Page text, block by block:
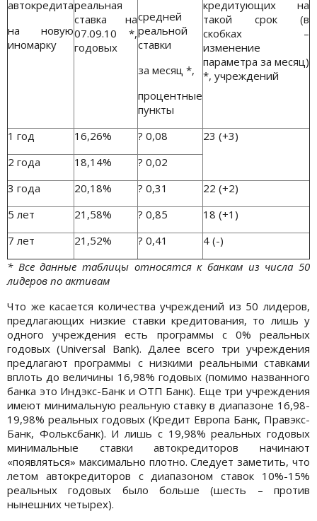
автокредита
на новую
иномарку
реальная
ставка на
07.09.10 *,
годовых
средней
реальной
ставки
за месяц *,
процентные
пункты
кредитующих на
такой срок (в
скобках –
изменение
параметра за месяц)
*, учреждений
1 год 16,26% ? 0,08
23 (+3)
2 года
18,14%
? 0,02
3 года
20,18% ? 0,31
22 (+2)
5 лет
21,58% ? 0,85
18 (+1)
7 лет
21,52% ? 0,41
4 (-)
* Все данные таблицы относятся к банкам из числа 50
лидеров по активам
Что же касается количества учреждений из 50 лидеров,
предлагающих низкие ставки кредитования, то лишь у
одного учреждения есть программы с 0% реальных
годовых (Universal Bank). Далее всего три учреждения
предлагают программы с низкими реальными ставками
вплоть до величины 16,98% годовых (помимо названного
банка это Индэкс-Банк и ОТП Банк). Еще три учреждения
имеют минимальную реальную ставку в диапазоне 16,98-
19,98% реальных годовых (Кредит Европа Банк, Правэкс-
Банк, Фольксбанк). И лишь с 19,98% реальных годовых
минимальные ставки автокредиторов начинают
«появляться» максимально плотно. Следует заметить, что
летом автокредиторов с диапазоном ставок 10%-15%
реальных годовых было больше (шесть – против
нынешних четырех).